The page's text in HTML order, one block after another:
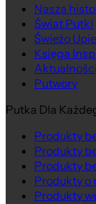
Nasza
Świat Putki
Świeżo
Księga
Aktualności
Putwory
Putka Dla
Produkty
Produkty
Produkty
Produkty o
Produkty